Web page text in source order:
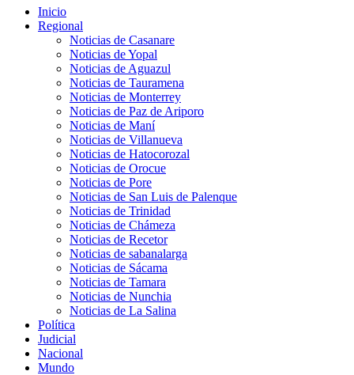
Inicio
Regional
Noticias de Casanare
Noticias de Yopal
Noticias de Aguazul
Noticias de Tauramena
Noticias de Monterrey
Noticias de Paz de Ariporo
Noticias de Maní
Noticias de Villanueva
Noticias de Hatocorozal
Noticias de Orocue
Noticias de Pore
Noticias de San Luis de Palenque
Noticias de Trinidad
Noticias de Chámeza
Noticias de Recetor
Noticias de sabanalarga
Noticias de Sácama
Noticias de Tamara
Noticias de Nunchia
Noticias de La Salina
Política
Judicial
Nacional
Mundo